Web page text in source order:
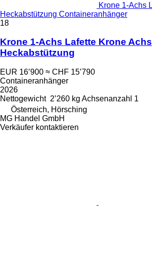
Krone 1-Achs
Heckabstützung Containeranhänger
18
Krone 1-Achs Lafette Krone
Heckabstützung
EUR 16’900 ≈ CHF 15’790
Containeranhänger
2026
Nettogewicht 2’260 kg Achsenanzahl 1
Österreich, Hörsching
MG Handel GmbH
Verkäufer kontaktieren